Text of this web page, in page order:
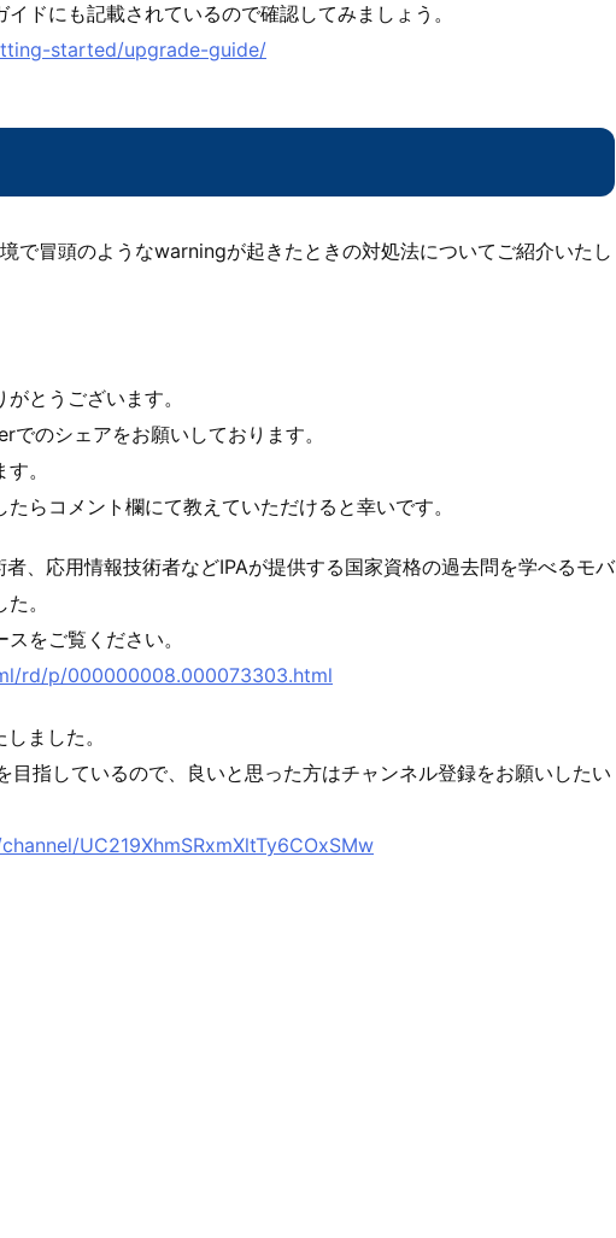
ドにも記載されているので確認してみましょう。
started/upgrade-guide/
で冒頭のようなwarningが起きたときの対処法についてご紹介いたし
とうございます。
のシェアをお願いしております。
。
らコメント欄にて教えていただけると幸いです。
、応用情報技術者などIPAが提供する国家資格の過去問を学べるモバ
。
をご覧ください。
rd/p/000000008.000073303.html
ました。
目指しているので、良いと思った方はチャンネル登録をお願いしたい
UC219XhmSRxmXltTy6COxSMw